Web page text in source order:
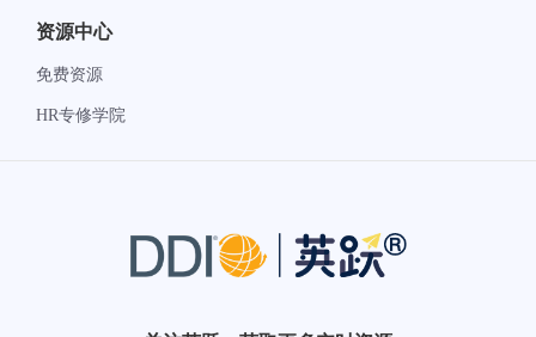
资源中心
免费资源
HR专修学院